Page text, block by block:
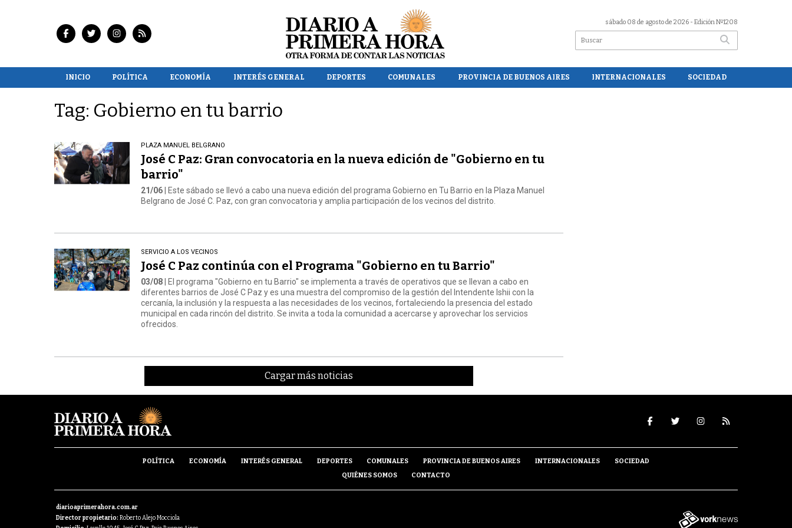
sábado 08 de agosto de 2026 - Edición Nº1208
INICIO POLÍTICA ECONOMÍA INTERÉS GENERAL DEPORTES COMUNALES PROVINCIA DE BUENOS AIRES INTERNACIONALES SOCIEDAD
Tag: Gobierno en tu barrio
PLAZA MANUEL BELGRANO
José C Paz: Gran convocatoria en la nueva edición de "Gobierno en tu
barrio"
21/06 | Este sábado se llevó a cabo una nueva edición del programa Gobierno en Tu Barrio en la Plaza Manuel
Belgrano de José C. Paz, con gran convocatoria y amplia participación de los vecinos del distrito.
SERVICIO A LOS VECINOS
José C Paz continúa con el Programa "Gobierno en tu Barrio"
03/08 | El programa "Gobierno en tu Barrio" se implementa a través de operativos que se llevan a cabo en
diferentes barrios de José C Paz y es una muestra del compromiso de la gestión del Intendente Ishii con la
cercanía, la inclusión y la respuesta a las necesidades de los vecinos, fortaleciendo la presencia del estado
municipal en cada rincón del distrito. Se invita a toda la comunidad a acercarse y aprovechar los servicios
ofrecidos.
Cargar más noticias
POLÍTICA ECONOMÍA INTERÉS GENERAL DEPORTES COMUNALES PROVINCIA DE BUENOS AIRES INTERNACIONALES
SOCIEDAD
QUIÉNES SOMOS
CONTACTO
diarioaprimerahora.com.ar
Director propietario: Roberto Alejo Mocciola